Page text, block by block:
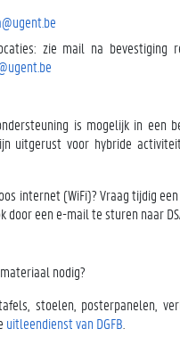
zie mail na bevestiging
is mogelijk in een
uitgerust voor hybride
internet (WiFi)? Vraag tijdig een
door een e-mail te sturen naar
nodig?
stoelen, posterpanelen,
uitleendienst van DGFB